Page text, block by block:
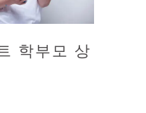
학부모 상